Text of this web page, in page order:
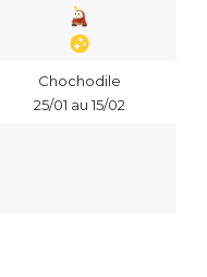
Chochodile
25/01 au 15/02